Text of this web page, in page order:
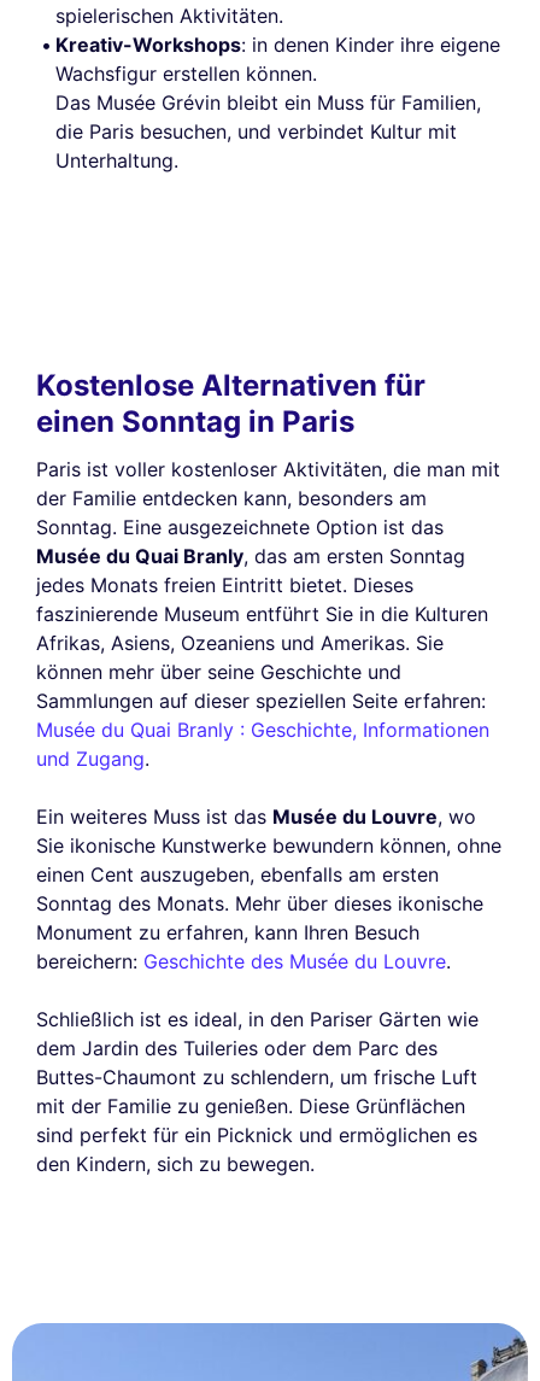
spielerischen Aktivitäten.
Kreativ-Workshops: in denen Kinder ihre eigene
Wachsfigur erstellen können.
Das Musée Grévin bleibt ein Muss für Familien,
die Paris besuchen, und verbindet Kultur mit
Unterhaltung.
Kostenlose Alternativen für
einen Sonntag in Paris
Paris ist voller kostenloser Aktivitäten, die man mit
der Familie entdecken kann, besonders am
Sonntag. Eine ausgezeichnete Option ist das
Musée du Quai Branly, das am ersten Sonntag
jedes Monats freien Eintritt bietet. Dieses
faszinierende Museum entführt Sie in die Kulturen
Afrikas, Asiens, Ozeaniens und Amerikas. Sie
können mehr über seine Geschichte und
Sammlungen auf dieser speziellen Seite erfahren:
Musée du Quai Branly : Geschichte, Informationen
und Zugang.
Ein weiteres Muss ist das Musée du Louvre, wo
Sie ikonische Kunstwerke bewundern können, ohne
einen Cent auszugeben, ebenfalls am ersten
Sonntag des Monats. Mehr über dieses ikonische
Monument zu erfahren, kann Ihren Besuch
bereichern: Geschichte des Musée du Louvre.
Schließlich ist es ideal, in den Pariser Gärten wie
dem Jardin des Tuileries oder dem Parc des
Buttes-Chaumont zu schlendern, um frische Luft
mit der Familie zu genießen. Diese Grünflächen
sind perfekt für ein Picknick und ermöglichen es
den Kindern, sich zu bewegen.